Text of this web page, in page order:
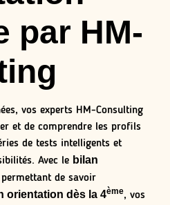
par HM-
vos experts HM-Consulting
et de comprendre les profils
de tests intelligents et
Avec le bilan
de savoir
orientation dès la 4ème, vos